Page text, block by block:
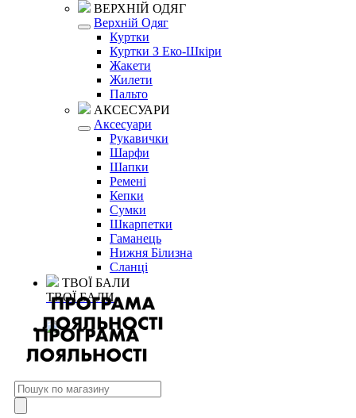
ВЕРХНІЙ ОДЯГ
Верхній Одяг
Куртки
Куртки З Еко-Шкіри
Жакети
Жилети
Пальто
АКСЕСУАРИ
Аксесуари
Рукавички
Шарфи
Шапки
Ремені
Кепки
Сумки
Шкарпетки
Гаманець
Нижня Білизна
Сланці
ТВОЇ БАЛИ
ТВОЇ БАЛИ